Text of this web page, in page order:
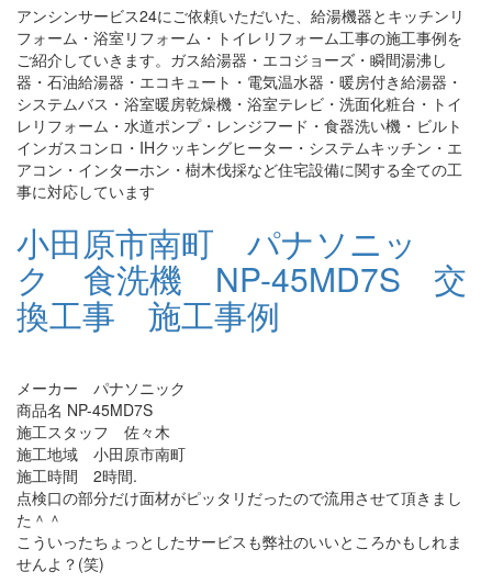
アンシンサービス24にご依頼いただいた、給湯機器とキッチンリ
フォーム・浴室リフォーム・トイレリフォーム工事の施工事例を
ご紹介していきます。ガス給湯器・エコジョーズ・瞬間湯沸し
器・石油給湯器・エコキュート・電気温水器・暖房付き給湯器・
システムバス・浴室暖房乾燥機・浴室テレビ・洗面化粧台・トイ
レリフォーム・水道ポンプ・レンジフード・食器洗い機・ビルト
インガスコンロ・IHクッキングヒーター・システムキッチン・エ
アコン・インターホン・樹木伐採など住宅設備に関する全ての工
事に対応しています
小田原市南町 パナソニッ
ク 食洗機 NP-45MD7S 交
換工事 施工事例
メーカー パナソニック
商品名 NP-45MD7S
施工スタッフ 佐々木
施工地域 小田原市南町
施工時間 2時間.
点検口の部分だけ面材がピッタリだったので流用させて頂きまし
た＾＾
こういったちょっとしたサービスも弊社のいいところかもしれま
せんよ？(笑)